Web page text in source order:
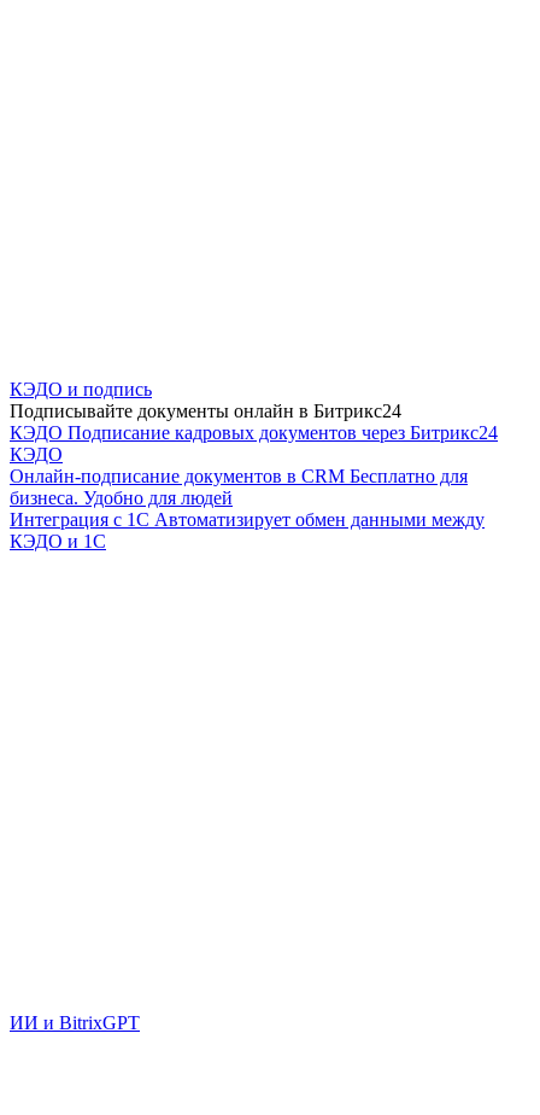
КЭДО и подпись
Подписывайте документы онлайн в Битрикс24
КЭДО Подписание кадровых документов через Битрикс24
КЭДО
Онлайн-подписание документов в CRM Бесплатно для
бизнеса. Удобно для людей
Интеграция с 1С Автоматизирует обмен данными между
КЭДО и 1С
ИИ и BitrixGPT